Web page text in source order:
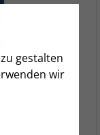
gestalten
wir